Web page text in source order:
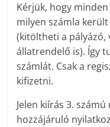
Kérjük, hogy
milyen számla
(kitöltheti a pályázó,
állatrendelő is). Így
számlát. Csak a
kifizetni.
Jelen kiírás 3.
hozzájáruló